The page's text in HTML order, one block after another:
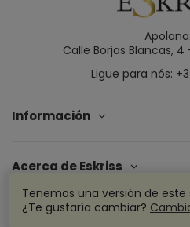
Calle Borjas Blancas,
Ligue para nós:
Información
Acerca de Eskriss
Tenemos una versión de este
¿Te gustaría cambiar?